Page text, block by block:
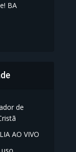
BA
de
AO VIVO